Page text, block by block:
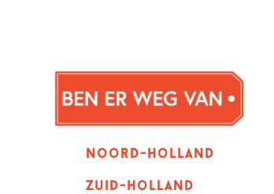
Noord-holland
zuid-holland